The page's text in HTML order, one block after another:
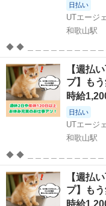
日払い
UTエージ
和歌山駅
◆ ◆ ＿＿＿＿＿＿＿＿＿＿＿＿＿＿＿＿＿＿＿ 1月スタート応援☆未
来を変えるチャンス！ 未来を変えたい、そこの君！ その一歩を踏み出
すなら、今がチャンス。
の秋、自分の可能...
和歌山 和歌山市 和
【週払
プ】も
時給
日払い
UTエージ
和歌山駅
◆ ◆ ＿＿＿＿＿＿＿＿＿＿＿＿＿＿＿＿＿＿＿ 1月スタート応援☆未
来を変えるチャンス！ 未来を変えたい、そこの君！ その一歩を踏み出
すなら、今がチャンス。
の秋、自分の可能...
和歌山 和歌山市 和
【週払
プ】も
時給